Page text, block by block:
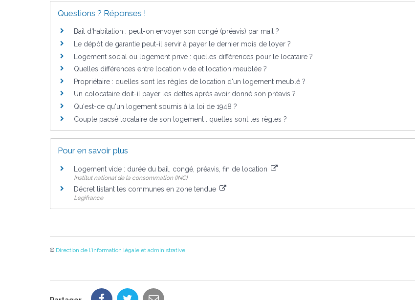
Questions ? Réponses !
Bail d'habitation : peut-on envoyer son congé (préavis) par mail ?
Le dépôt de garantie peut-il servir à payer le dernier mois de loyer ?
Logement social ou logement privé : quelles différences pour le locataire ?
Quelles différences entre location vide et location meublée ?
Propriétaire : quelles sont les règles de location d'un logement meublé ?
Un colocataire doit-il payer les dettes après avoir donné son préavis ?
Qu'est-ce qu'un logement soumis à la loi de 1948 ?
Couple pacsé locataire de son logement : quelles sont les règles ?
Pour en savoir plus
Logement vide : durée du bail, congé, préavis, fin de location
Institut national de la consommation (INC)
Décret listant les communes en zone tendue
Legifrance
© Direction de l'information légale et administrative